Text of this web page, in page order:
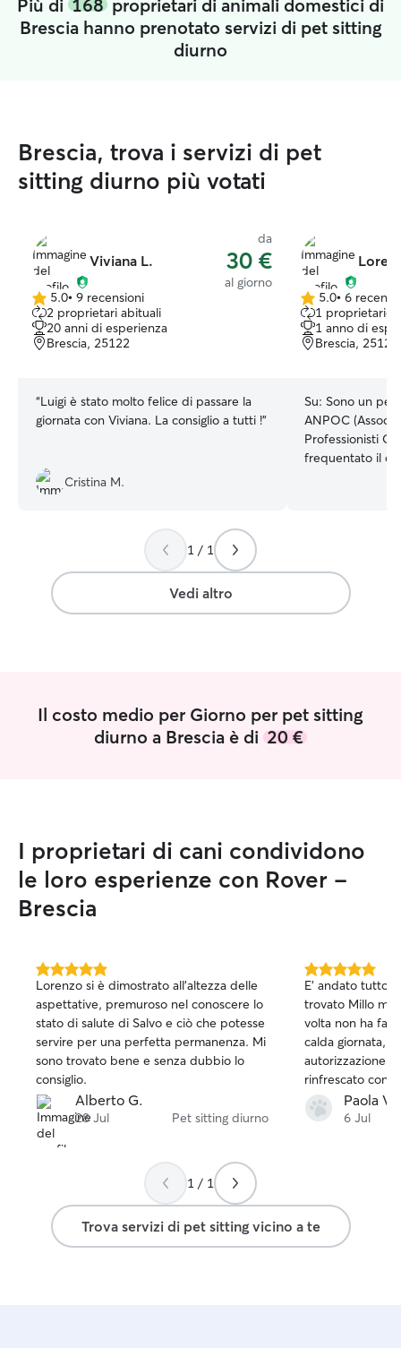
Più di 168 proprietari di animali domestici di
Brescia hanno prenotato servizi di pet sitting
diurno
Brescia, trova i servizi di pet
sitting diurno più votati
Viviana L.
da
30 €
al giorno
5.0
su
5
stelle
5.0• 9 recensioni
2 proprietari abituali
20 anni di esperienza
Brescia, 25122
“Luigi è stato molto felice di passare la
giornata con Viviana. La consiglio a tutti !”
Cristina M.
5.0
su
5
stelle
5.0• 6
1 proprietario
1 anno di
Brescia, 25123
Su: Sono un pet
ANPOC
Professionisti
frequentato il
mia Jack
di lezioni con
durante il
amano restare
servizio alle loro
che ogni
dedico tempo di
passeggiate,
attenzioni
hanno orari
anche chi mi
permette di
dedicarmi con
animali. Quando mi occupo di un
animale a casa
sentire
della casa
assicuro che
è sicuro per lui.
1 / 1
Vedi altro
Il costo medio per Giorno per pet sitting
diurno a Brescia è di 20 €
I proprietari di cani condividono
le loro esperienze con Rover -
Brescia
5.0
su
5
stelle
Lorenzo si è dimostrato all’altezza delle
aspettative, premuroso nel conoscere lo
stato di salute di Salvo e ciò che potesse
servire per una perfetta permanenza. Mi
sono trovato bene e senza dubbio lo
consiglio.
Alberto G.
28 Jul Pet sitting diurno
5.0
su
5
stelle
E' andato tutto
trovato Millo
volta non ha
calda giornata,
autorizzazione,
rinfrescato con
dell'acqua...lo
e spazzolato!
Paola V.
6 Jul
1 / 1
Trova servizi di pet sitting vicino a te